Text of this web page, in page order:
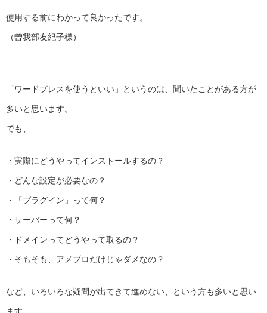
使用する前にわかって良かったです。
（曽我部友紀子様）
——————————————–
「ワードプレスを使うといい」というのは、聞いたことがある方が
多いと思います。
でも、
・実際にどうやってインストールするの？
・どんな設定が必要なの？
・「プラグイン」って何？
・サーバーって何？
・ドメインってどうやって取るの？
・そもそも、アメブロだけじゃダメなの？
など、いろいろな疑問が出てきて進めない、という方も多いと思い
ます。